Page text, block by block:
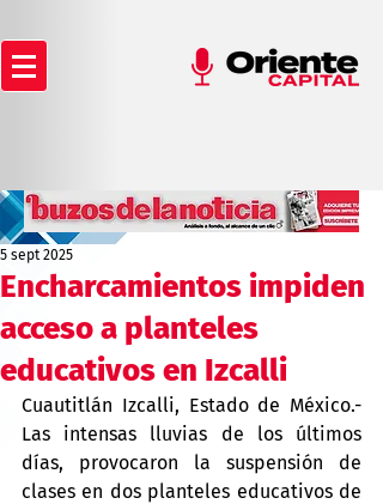
Encharcamientos impiden
acceso a planteles
educativos en Izcalli
5 sept 2025
Cuautitlán Izcalli, Estado de México.-
Las intensas lluvias de los últimos
días, provocaron la suspensión de
clases en dos planteles educativos de